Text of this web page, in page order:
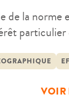
de la norme
particulier
VOIR